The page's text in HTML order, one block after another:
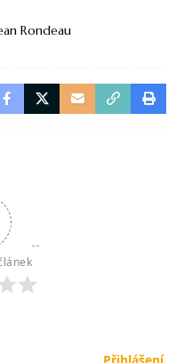
Rondeau
Přihlášení